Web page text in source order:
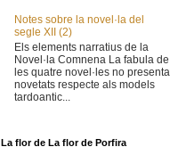
Notes sobre la novel·la del
segle XII (2)
Els elements narratius de la
Novel·la Comnena La fabula de
les quatre novel·les no presenta
novetats respecte als models
tardoantic...
La flor de La flor de Porfira